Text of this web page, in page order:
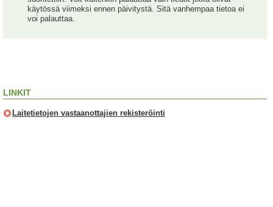
käytössä viimeksi ennen päivitystä. Sitä vanhempaa tietoa ei
voi palauttaa.
LINKIT
Laitetietojen vastaanottajien rekisteröinti